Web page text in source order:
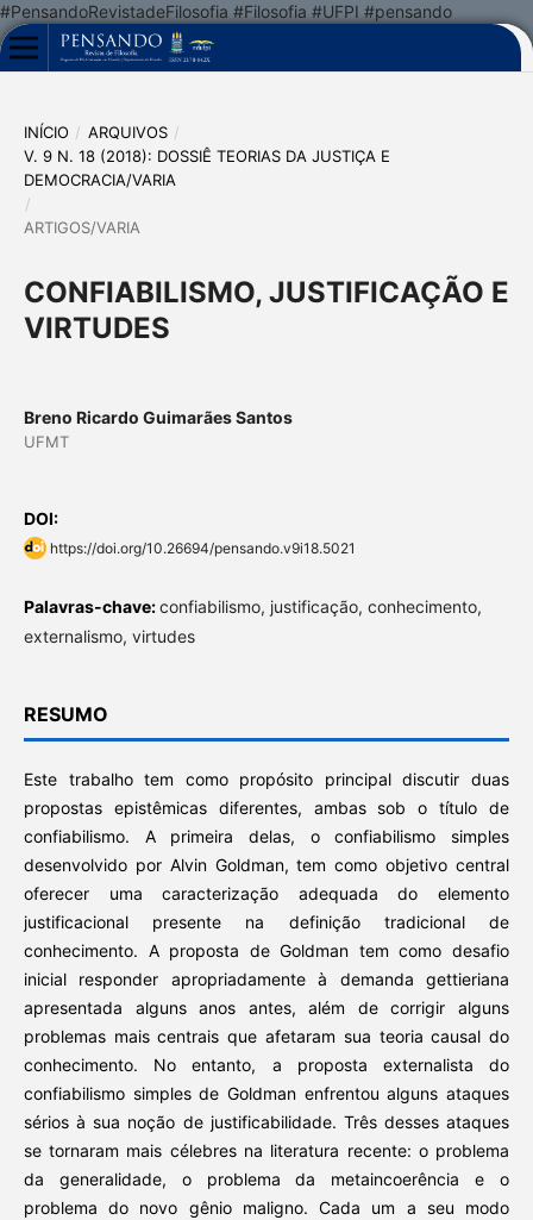
#PensandoRevistadeFilosofia #Filosofia #UFPI #pensando
INÍCIO / ARQUIVOS /
V. 9 N. 18 (2018): DOSSIÊ TEORIAS DA JUSTIÇA E
DEMOCRACIA/VARIA
/
ARTIGOS/VARIA
CONFIABILISMO, JUSTIFICAÇÃO E
VIRTUDES
Breno Ricardo Guimarães Santos
UFMT
DOI:
https://doi.org/10.26694/pensando.v9i18.5021
Palavras-chave:confiabilismo, justificação, conhecimento,
externalismo, virtudes
RESUMO
Este trabalho tem como propósito principal discutir duas
propostas epistêmicas diferentes, ambas sob o título de
confiabilismo. A primeira delas, o confiabilismo simples
desenvolvido por Alvin Goldman, tem como objetivo central
oferecer uma caracterização adequada do elemento
justificacional presente na definição tradicional de
conhecimento. A proposta de Goldman tem como desafio
inicial responder apropriadamente à demanda gettieriana
apresentada alguns anos antes, além de corrigir alguns
problemas mais centrais que afetaram sua teoria causal do
conhecimento. No entanto, a proposta externalista do
confiabilismo simples de Goldman enfrentou alguns ataques
sérios à sua noção de justificabilidade. Três desses ataques
se tornaram mais célebres na literatura recente: o problema
da generalidade, o problema da metaincoerência e o
problema do novo gênio maligno. Cada um a seu modo